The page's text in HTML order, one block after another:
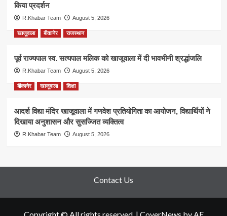
किया प्रदर्शन
R.Khabar Team August 5, 2026
खाजूवाला बीकानेर राजस्थान
पूर्व राज्यपाल स्व. सत्यपाल मलिक को खाजूवाला में दी भावभीनी श्रद्धांजलि
R.Khabar Team August 5, 2026
बीकानेर खाजूवाला शिक्षा
आदर्श विद्या मंदिर खाजूवाला में गणवेश प्रतियोगिता का आयोजन, विद्यार्थियों ने
दिखाया अनुशासन और सुसज्जित व्यक्तित्व
R.Khabar Team August 5, 2026
Contact Us